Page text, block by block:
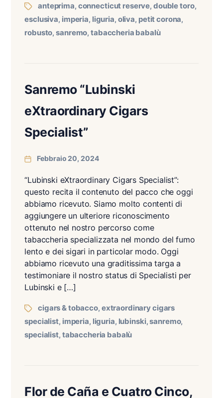
anteprima, connecticut reserve,double toro,
esclusiva, imperia, liguria, oliva, petit corona,
robusto,sanremo,tabaccheria babalù
Sanremo “Lubinski
eXtraordinary Cigars
Specialist”
Febbraio 20, 2024
“Lubinski eXtraordinary Cigars Specialist”:
questo recita il contenuto del pacco che oggi
abbiamo ricevuto. Siamo molto contenti di
aggiungere un ulteriore riconoscimento
ottenuto nel nostro percorso come
tabaccheria specializzata nel mondo del fumo
lento e dei sigari in particolar modo. Oggi
abbiamo ricevuto una graditissima targa a
testimoniare il nostro status di Specialisti per
Lubinski e […]
cigars & tobacco, extraordinary cigars
specialist, imperia, liguria, lubinski,sanremo,
specialist, tabaccheria babalù
Flor de Caña e Cuatro Cinco,